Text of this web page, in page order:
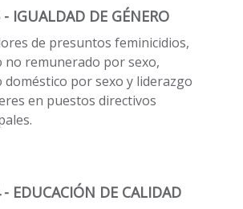
- IGUALDAD DE GÉNERO
de presuntos feminicidios,
no remunerado por sexo,
doméstico por sexo y liderazgo
en puestos directivos
EDUCACIÓN DE CALIDAD